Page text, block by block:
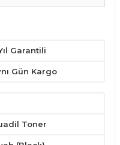
Garantili
Gün Kargo
Toner